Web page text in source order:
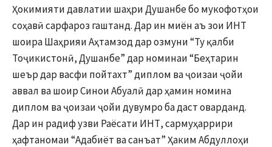
Ҳокимияти давлатии шаҳри Душанбе бо мукофотҳои
соҳавӣ сарфароз гаштанд. Дар ин миён аъ зои ИНТ
шоира Шаҳрияи Аҳтамзод дар озмуни “Ту қалби
Тоҷикистонӣ, Душанбе” дар номинаи “Беҳтарин
шеър дар васфи пойтахт” диплом ва ҷоизаи ҷойи
аввал ва шоир Синои Абуалӣ дар ҳамин номина
диплом ва ҷоизаи ҷойи дувумро ба даст оварданд.
Дар ин радиф узви Раёсати ИНТ, сармуҳаррири
ҳафтаномаи “Адабиёт ва санъат” Ҳаким Абдуллоҳи